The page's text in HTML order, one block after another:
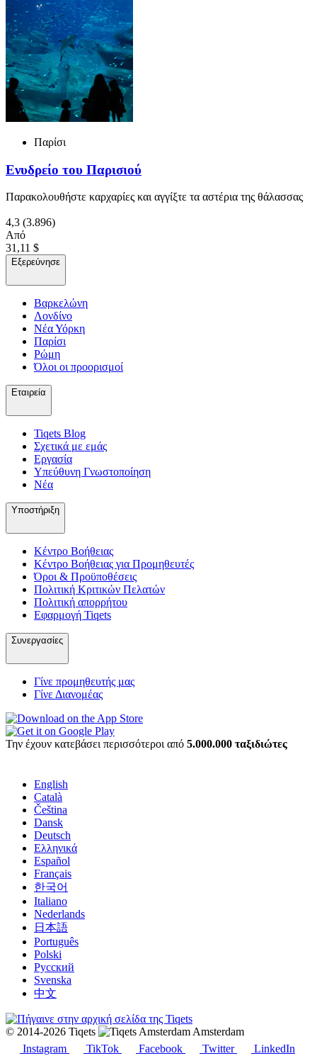
Παρίσι
Ενυδρείο του Παρισιού
Παρακολουθήστε καρχαρίες και αγγίξτε τα αστέρια της θάλασσας
4,3 (3.896)
Από
31,11 $
Εξερεύνησε
Βαρκελώνη
Λονδίνο
Νέα Υόρκη
Παρίσι
Ρώμη
Όλοι οι προορισμοί
Εταιρεία
Tiqets Βlog
Σχετικά με εμάς
Εργασία
Υπεύθυνη Γνωστοποίηση
Νέα
Υποστήριξη
Κέντρο Βοήθειας
Κέντρο Βοήθειας για Προμηθευτές
Όροι & Προϋποθέσεις
Πολιτική Κριτικών Πελατών
Πολιτική απορρήτου
Εφαρμογή Tiqets
Συνεργασίες
Γίνε προμηθευτής μας
Γίνε Διανομέας
Την έχουν κατεβάσει περισσότεροι από 5.000.000 ταξιδιώτες
English
Català
Čeština
Dansk
Deutsch
Ελληνικά
Español
Français
한국어
Italiano
Nederlands
日本語
Português
Polski
Русский
Svenska
中文
© 2014-2026 Tiqets
Amsterdam
Instagram
TikTok Facebook Twitter LinkedIn